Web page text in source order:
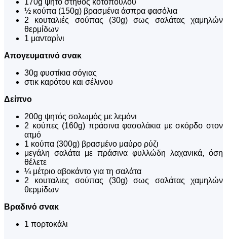
½ κούπα (150g) βρασμένα άσπρα φασόλια
2 κουταλιές σούπας (30g) σως σαλάτας χαμηλών
θερμίδων
1 μανταρίνι
Απογευματινό σνακ
30g φυστίκια σόγιας
στικ καρότου και σέλινου
Δείπνο
200g ψητός σολωμός με λεμόνι
2 κούπες (160g) πράσινα φασολάκια με σκόρδο στον
ατμό
1 κούπα (300g) βρασμένο μαύρο ρύζι
μεγάλη σαλάτα με πράσινα φυλλώδη λαχανικά, όση
θέλετε
¼ μέτριο αβοκάντο για τη σαλάτα
2 κουταλιες σούπας (30g) σως σαλάτας χαμηλών
θερμίδων
Βραδινό σνακ
1 πορτοκάλι